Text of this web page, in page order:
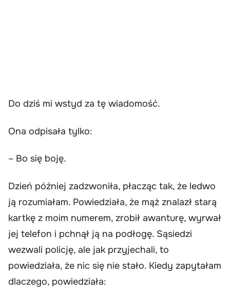
Do dziś mi wstyd za tę wiadomość.
Ona odpisała tylko:
– Bo się boję.
Dzień później zadzwoniła, płacząc tak, że ledwo
ją rozumiałam. Powiedziała, że mąż znalazł starą
kartkę z moim numerem, zrobił awanturę, wyrwał
jej telefon i pchnął ją na podłogę. Sąsiedzi
wezwali policję, ale jak przyjechali, to
powiedziała, że nic się nie stało. Kiedy zapytałam
dlaczego, powiedziała: